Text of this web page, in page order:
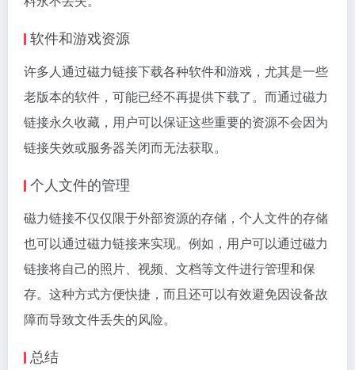
软件和游戏资源
许多人通过磁力链接下载各种软件和游戏，尤其是一些
老版本的软件，可能已经不再提供下载了。而通过磁力
链接永久收藏，用户可以保证这些重要的资源不会因为
链接失效或服务器关闭而无法获取。
个人文件的管理
磁力链接不仅仅限于外部资源的存储，个人文件的存储
也可以通过磁力链接来实现。例如，用户可以通过磁力
链接将自己的照片、视频、文档等文件进行管理和保
存。这种方式方便快捷，而且还可以有效避免因设备故
障而导致文件丢失的风险。
总结